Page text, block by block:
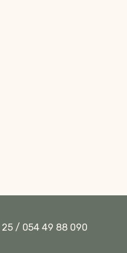
25 / 054 49 88 090